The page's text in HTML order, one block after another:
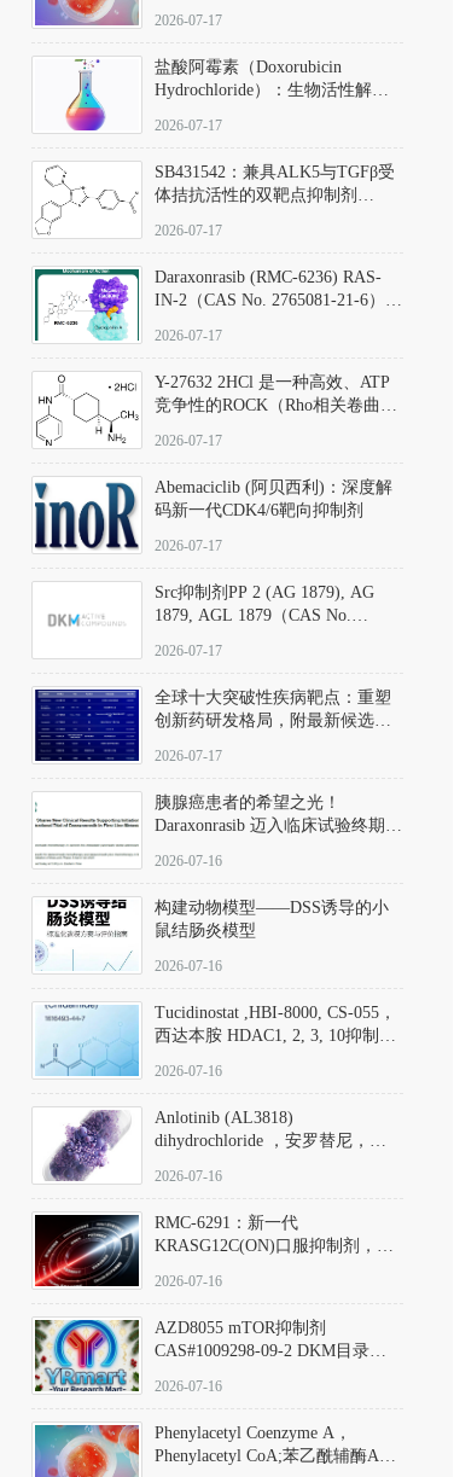
DKM货号 D806885
2026-07-17
盐酸阿霉素（Doxorubicin
Hydrochloride）：生物活性解
范
2026-07-17
SB431542：兼具ALK5与TGFβ受
体拮抗活性的双靶点抑制剂
D801067）
2026-07-17
Daraxonrasib (RMC-6236) RAS-
IN-2（CAS No. 2765081-21-6）：
向KRAS/NRAS/HRAS的广谱RAS
2026-07-17
Y-27632 2HCl 是一种高效、ATP
竞争性的ROCK（Rho相关卷曲螺
同等抑制ROCK1与ROCK2；其通
过精准嵌入激酶的ATP结合位点
发挥抑制作用，对ROCK1和
ROCK2的解离常数（Ki）分别为
140 nM和300 nM；在众多丝氨酸/
中，其靶向ROCK的选择性超过
200倍，凸显出优异的分子特异
2026-07-17
Abemaciclib (阿贝西利)：深度解
码新一代CDK4/6靶向抑制剂
2026-07-17
Src抑制剂PP 2 (AG 1879), AG
1879, AGL 1879（CAS No.
应用指南
2026-07-17
全球十大突破性疾病靶点：重塑
创新药研发格局，附最新候选分
2026-07-17
胰腺癌患者的希望之光！
Daraxonrasib 迈入临床试验终期阶
2026-07-16
构建动物模型——DSS诱导的小
鼠结肠炎模型
2026-07-16
Tucidinostat ,HBI-8000, CS-055，
西达本胺 HDAC1, 2, 3, 10抑制剂
D808567) - DKM活性分子
2026-07-16
Anlotinib (AL3818)
dihydrochloride ，安罗替尼，
Hydrochloride实验方法步骤SOP
2026-07-16
RMC-6291：新一代
KRASG12C(ON)口服抑制剂，
(Elironrasib)CAS#2641998-63-0
2026-07-16
AZD8055 mTOR抑制剂
CAS#1009298-09-2 DKM目录号
激酶抑制剂的深度剖析
2026-07-16
Phenylacetyl Coenzyme A，
Phenylacetyl CoA;苯乙酰辅酶A